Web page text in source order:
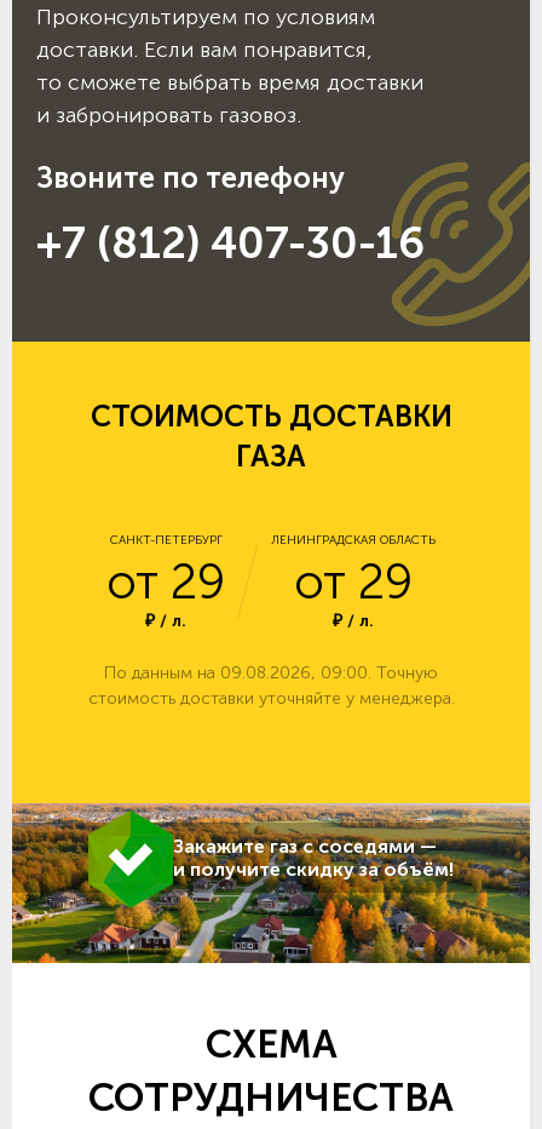
Проконсультируем по условиям
доставки. Если вам понравится,
то сможете выбрать время доставки
и забронировать газовоз.
Звоните по телефону
+7 (812) 407-30-16
СТОИМОСТЬ ДОСТАВКИ
ГАЗА
САНКТ-ПЕТЕРБУРГ
от 29
₽ / л.
ЛЕНИНГРАДСКАЯ ОБЛАСТЬ
от 29
₽ / л.
По данным на 09.08.2026, 09:00. Точную
стоимость доставки уточняйте у менеджера.
Закажите газ с соседями —
и получите скидку за объём!
СХЕМА
СОТРУДНИЧЕСТВА